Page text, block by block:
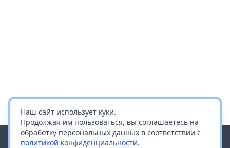
Наш сайт использует куки.
Продолжая им пользоваться, вы соглашаетесь на
обработку персональных данных в соответствии с
политикой конфиденциальности.